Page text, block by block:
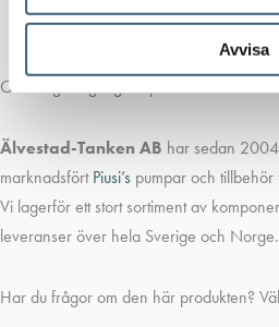
Avvisa
Artikelnummer: 000286P00
OBS Sugslang ingår ej.
Älvestad-Tanken AB har sedan
marknadsförtPiusi’s pumpar och
Vi lagerför ett stort sortiment av
leveranser över hela Sverige och Norge.
Har du frågor om den här produkten?